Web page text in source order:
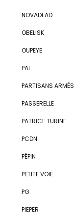
NOVADEAD
OBELISK
OUPEYE
PAL
PARTISANS ARMÉS
PASSERELLE
PATRICE TURINE
PCDN
PÉPIN
PETITE VOIE
PG
PIEPER